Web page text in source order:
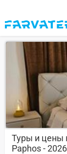
Туры и цены
Paphos -